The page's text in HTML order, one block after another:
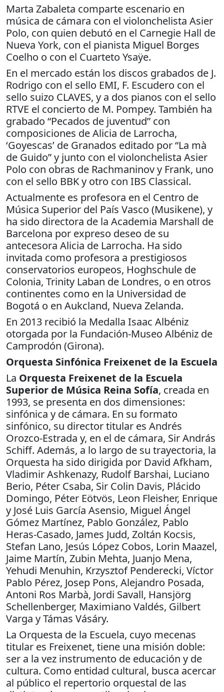
Marta Zabaleta comparte escenario en
música de cámara con el violonchelista Asier
Polo, con quien debutó en el Carnegie Hall de
Nueva York, con el pianista Miguel Borges
Coelho o con el Cuarteto Ysaÿe.
En el mercado están los discos grabados de J.
Rodrigo con el sello EMI, F. Escudero con el
sello suizo CLAVES, y a dos pianos con el sello
RTVE el concierto de M. Pompey. También ha
grabado “Pecados de juventud” con
composiciones de Alicia de Larrocha,
‘Goyescas’ de Granados editado por “La mà
de Guido” y junto con el violonchelista Asier
Polo con obras de Rachmaninov y Frank, uno
con el sello BBK y otro con IBS Classical.
Actualmente es profesora en el Centro de
Música Superior del País Vasco (Musikene), y
ha sido directora de la Academia Marshall de
Barcelona por expreso deseo de su
antecesora Alicia de Larrocha. Ha sido
invitada como profesora a prestigiosos
conservatorios europeos, Hoghschule de
Colonia, Trinity Laban de Londres, o en otros
continentes como en la Universidad de
Bogotá o en Aukcland, Nueva Zelanda.
En 2013 recibió la Medalla Isaac Albéniz
otorgada por la Fundación-Museo Albéniz de
Camprodón (Girona).
Orquesta Sinfónica Freixenet de la Escuela
La Orquesta Freixenet de la Escuela
Superior de Música Reina Sofía, creada en
1993, se presenta en dos dimensiones:
sinfónica y de cámara. En su formato
sinfónico, su director titular es Andrés
Orozco-Estrada y, en el de cámara, Sir András
Schiff. Además, a lo largo de su trayectoria, la
Orquesta ha sido dirigida por David Afkham,
Vladimir Ashkenazy, Rudolf Barshai, Luciano
Berio, Péter Csaba, Sir Colin Davis, Plácido
Domingo, Péter Eötvös, Leon Fleisher, Enrique
y José Luis García Asensio, Miguel Ángel
Gómez Martínez, Pablo González, Pablo
Heras-Casado, James Judd, Zoltán Kocsis,
Stefan Lano, Jesús López Cobos, Lorin Maazel,
Jaime Martín, Zubin Mehta, Juanjo Mena,
Yehudi Menuhin, Krzysztof Penderecki, Víctor
Pablo Pérez, Josep Pons, Alejandro Posada,
Antoni Ros Marbà, Jordi Savall, Hansjörg
Schellenberger, Maximiano Valdés, Gilbert
Varga y Támas Vásáry.
La Orquesta de la Escuela, cuyo mecenas
titular es Freixenet, tiene una misión doble:
ser a la vez instrumento de educación y de
cultura. Como entidad cultural, busca acercar
al público el repertorio orquestal de las